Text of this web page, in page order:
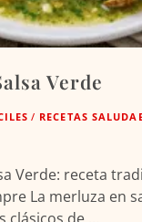
Verde
/ RECETAS
Verde: receta
La merluza en
clásicos de …